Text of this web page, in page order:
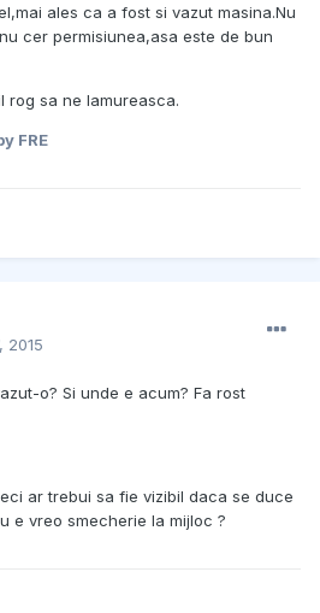
ales ca a fost si vazut masina.Nu
cer permisiunea,asa este de bun
rog sa ne lamureasca.
FRE
2015
o? Si unde e acum? Fa rost
ar trebui sa fie vizibil daca se duce
e vreo smecherie la mijloc ?